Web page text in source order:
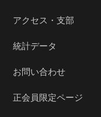
アクセス・支部
統計データ
お問い合わせ
正会員限定ページ